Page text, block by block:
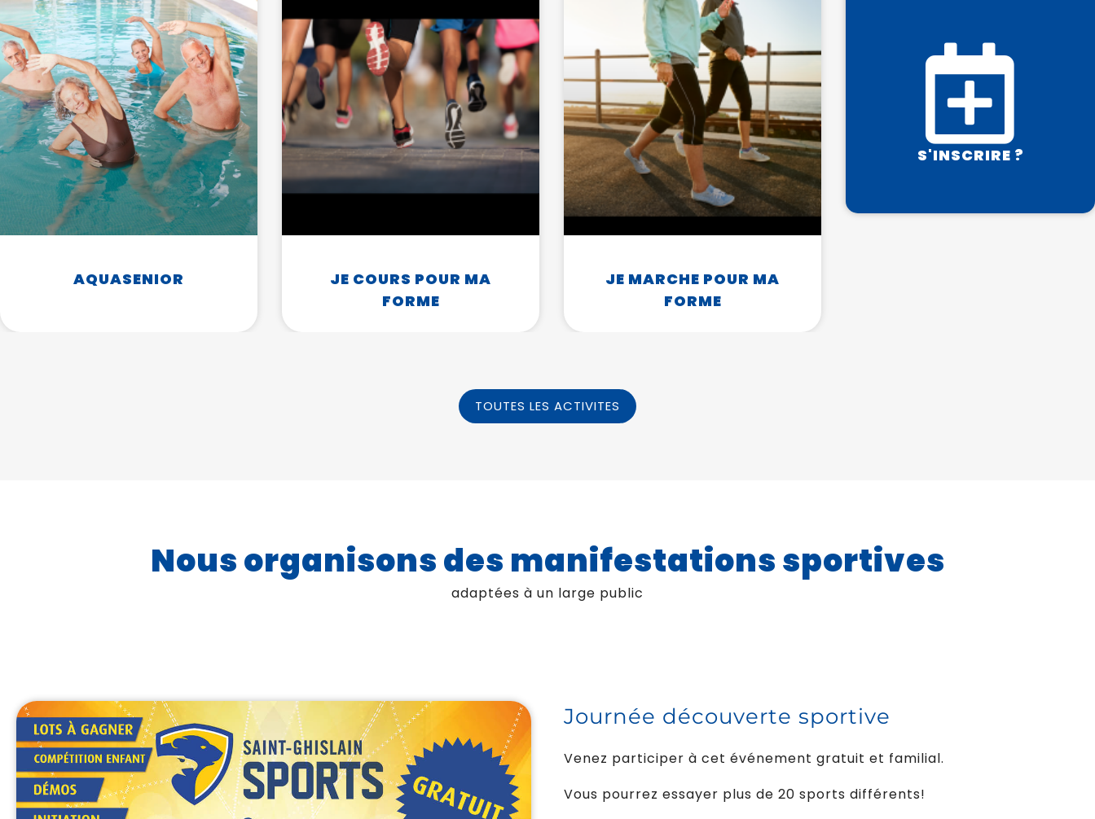
AQUASENIOR
JE COURS POUR MA
FORME
JE MARCHE POUR MA
FORME
S'INSCRIRE ?
TOUTES LES ACTIVITES
Nous organisons des manifestations sportives
adaptées à un large public
Journée découverte sportive
Venez participer à cet événement gratuit et familial.
Vous pourrez essayer plus de 20 sports différents!